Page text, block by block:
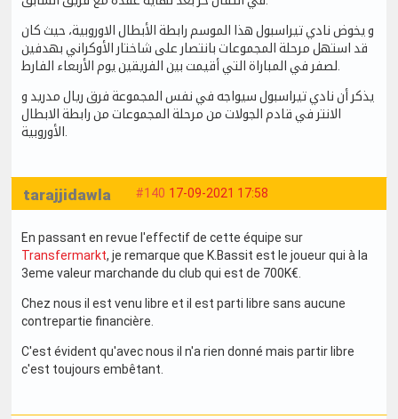
و يخوض نادي تيراسبول هذا الموسم رابطة الأبطال الاوروبية، حيث كان
قد استهل مرحلة المجموعات بانتصار على شاختار الأوكراني بهدفين
يذكر أن نادي تيراسبول سيواجه في نفس المجموعة فرق ريال مدريد و
الانتر في قادم الجولات من مرحلة المجموعات من رابطة الابطال
#140 17-09-2021 17:58
tarajjidawla
En passant en revue l'effectif de cette équipe sur
Transfermarkt, je remarque que K.Bassit est le joueur qui à la
3eme valeur marchande du club qui est de 700K€.
Chez nous il est venu libre et il est parti libre sans aucune
contrepartie financière.
C'est évident qu'avec nous il n'a rien donné mais partir libre
c'est toujours embêtant.